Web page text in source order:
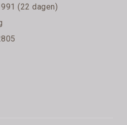
(22 dagen)